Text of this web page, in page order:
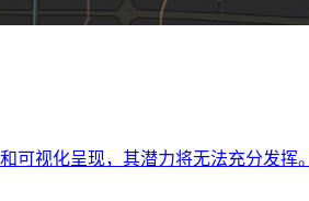
可视化呈现，其潜力将无法充分发